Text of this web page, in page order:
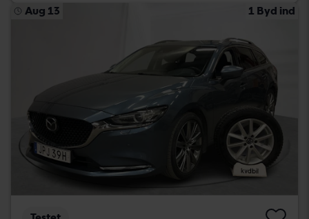
Aug 13 1 Byd ind